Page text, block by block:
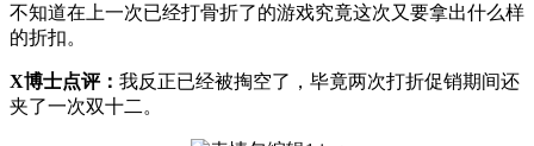
不知道在上一次已经打骨折了的游戏究竟这次又要拿出什么样
的折扣。
X博士点评： 我反正已经被掏空了，毕竟两次打折促销期间还
夹了一次双十二。